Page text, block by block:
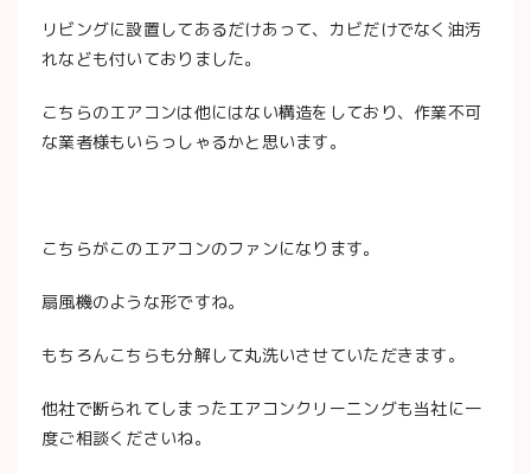
リビングに設置してあるだけあって、カビだけでなく油汚
れなども付いておりました。
こちらのエアコンは他にはない構造をしており、作業不可
な業者様もいらっしゃるかと思います。
こちらがこのエアコンのファンになります。
扇風機のような形ですね。
もちろんこちらも分解して丸洗いさせていただきます。
他社で断られてしまったエアコンクリーニングも当社に一
度ご相談くださいね。